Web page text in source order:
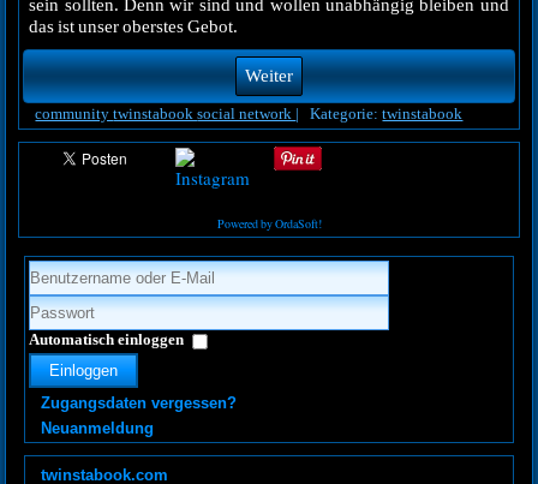
sein sollten. Denn wir sind und wollen unabhängig bleiben und
das ist unser oberstes Gebot.
Weiter
communitytwinstabooksocial network | Kategorie:twinstabook
Powered by OrdaSoft!
Automatisch einloggen
Einloggen
Zugangsdaten vergessen?
Neuanmeldung
twinstabook.com